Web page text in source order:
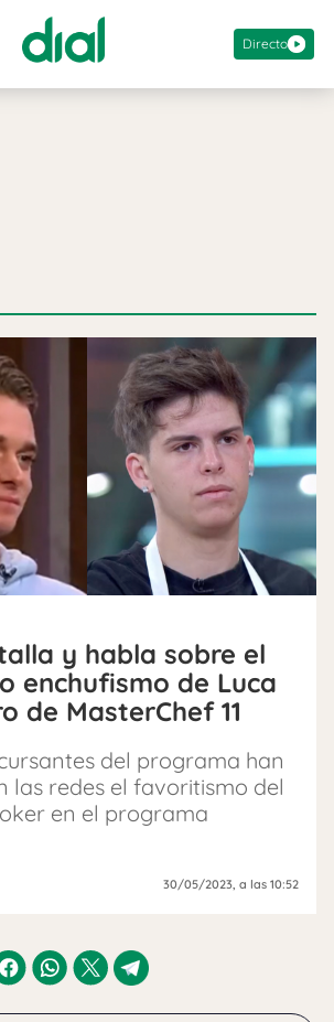
Directo
y habla sobre el
enchufismo de Luca
de MasterChef 11
del programa han
las redes el favoritismo del
en el programa
30/05/2023, a las 10:52